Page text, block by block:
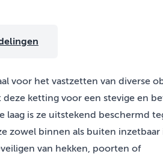
voor het vastzetten van diverse
ketting voor een stevige en
laag is ze uitstekend beschermd
zowel binnen als buiten inzetbaar
van hekken, poorten of